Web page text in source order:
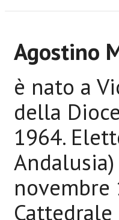
Agostino
è nato a
della
1964.
novembre